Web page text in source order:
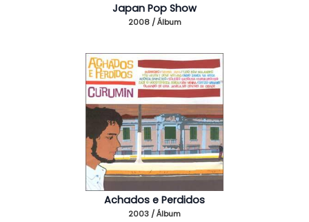
Japan Pop Show
2008 / Álbum
Achados e Perdidos
2003 / Álbum